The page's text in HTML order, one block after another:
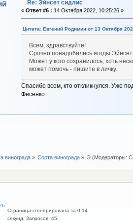
Re: Эйнсет сидлис
« Ответ #6 : 14 Октября 2022, 10:25:26 »
Цитата: Евгений Родимин от 13 Октября
Всем, здравствуйте!
Срочно понадобились ягоды
Может у кого сохранилось, хоть
может помочь - пишите в личку.
Спасибо всем, кто откликнулся. Уже
Фесенко.
винограда» Сорта винограда» Э (Модераторы:
Страница сгенерирована за 0.14
секунд. Запросов: 45.